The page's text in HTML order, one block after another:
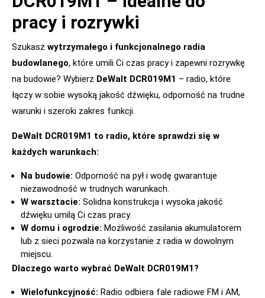
pracy i rozrywki
Szukasz wytrzymałego i funkcjonalnego radia
budowlanego, które umili Ci czas pracy i zapewni rozrywkę
na budowie? Wybierz DeWalt DCR019M1 – radio, które
łączy w sobie wysoką jakość dźwięku, odporność na trudne
warunki i szeroki zakres funkcji.
DeWalt DCR019M1 to radio, które sprawdzi się w
każdych warunkach:
Na budowie: Odporność na pył i wodę gwarantuje
niezawodność w trudnych warunkach.
W warsztacie: Solidna konstrukcja i wysoka jakość
dźwięku umilą Ci czas pracy.
W domu i ogrodzie: Możliwość zasilania akumulatorem
lub z sieci pozwala na korzystanie z radia w dowolnym
miejscu.
Dlaczego warto wybrać DeWalt DCR019M1?
Wielofunkcyjność: Radio odbiera fale radiowe FM i AM,